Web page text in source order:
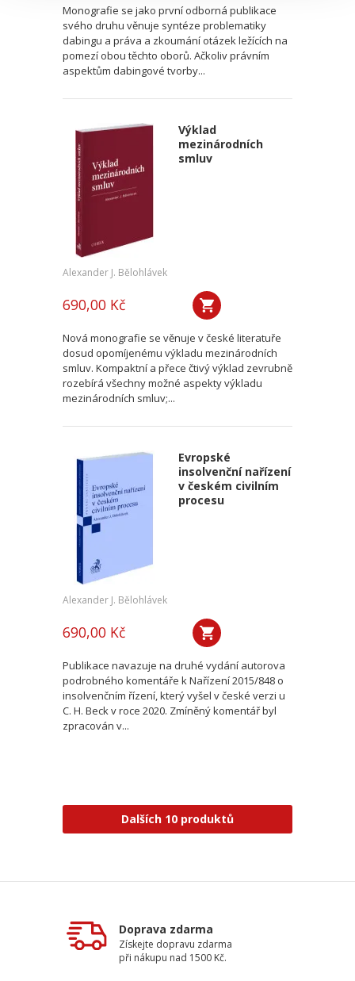
Monografie se jako první odborná publikace
svého druhu věnuje syntéze problematiky
dabingu a práva a zkoumání otázek ležících na
pomezí obou těchto oborů. Ačkoliv právním
aspektům dabingové tvorby...
Výklad
mezinárodních
smluv
Alexander J. Bělohlávek
690,00 Kč
Nová monografie se věnuje v české literatuře
dosud opomíjenému výkladu mezinárodních
smluv. Kompaktní a přece čtivý výklad zevrubně
rozebírá všechny možné aspekty výkladu
mezinárodních smluv;...
Evropské
insolvenční nařízení
v českém civilním
procesu
Alexander J. Bělohlávek
690,00 Kč
Publikace navazuje na druhé vydání autorova
podrobného komentáře k Nařízení 2015/848 o
insolvenčním řízení, který vyšel v české verzi u
C. H. Beck v roce 2020. Zmíněný komentář byl
zpracován v...
Dalších 10 produktů
Doprava zdarma
Získejte dopravu zdarma
při nákupu nad 1500 Kč.